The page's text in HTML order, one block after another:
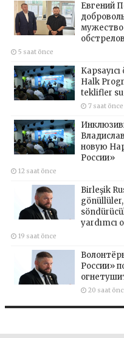
Евгений
мужество
обстрелов
5 saat önce
Halk
teklifler
7 saat önce
новую
России»
12 saat önce
Birleşik
yardımcı
19 saat önce
России»
20 saat